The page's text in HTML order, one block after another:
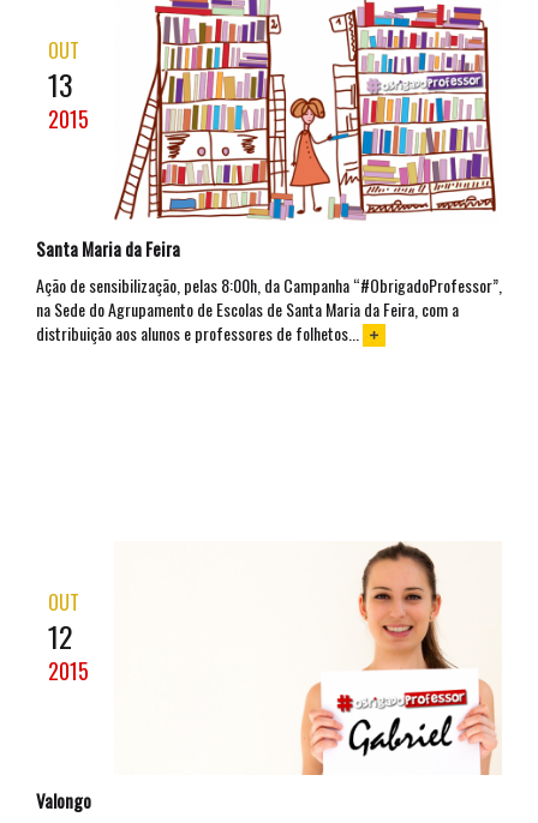
OUT
13
2015
Santa Maria da Feira
Ação de sensibilização, pelas 8:00h, da Campanha “#ObrigadoProfessor”,
na Sede do Agrupamento de Escolas de Santa Maria da Feira, com a
distribuição aos alunos e professores de folhetos...
OUT
12
2015
Valongo